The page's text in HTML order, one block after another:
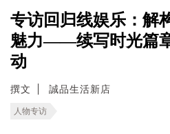
专访回归线娱乐：解
魅力——续写时光篇
动
撰文 誠品生活新店
人物专访